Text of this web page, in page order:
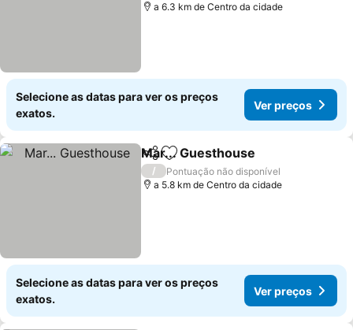
a 6.3 km de Centro da cidade
Selecione as datas para ver os preços
exatos.
Ver preços
PartilharAdicionar aos favoritos
Mar... Guesthouse
/
Pontuação não disponível
a 5.8 km de Centro da cidade
Selecione as datas para ver os preços
exatos.
Ver preços